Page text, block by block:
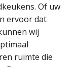
Of uw
ervoor dat
wij
ruimte die